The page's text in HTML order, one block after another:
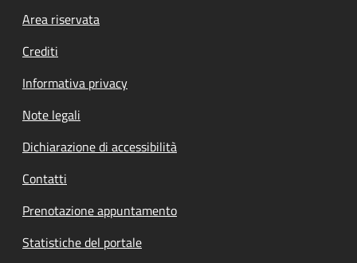
Footer menu
Area riservata
Crediti
Informativa privacy
Note legali
Dichiarazione di accessibilità
Contatti
Prenotazione appuntamento
Statistiche del portale